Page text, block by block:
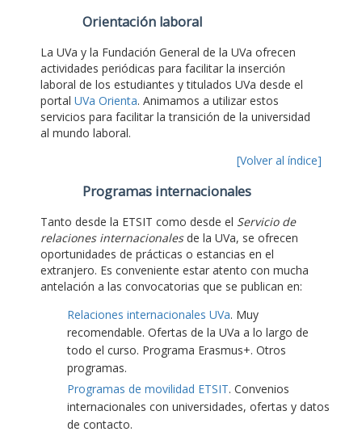
Orientación laboral
La UVa y la Fundación General de la UVa ofrecen
actividades periódicas para facilitar la inserción
laboral de los estudiantes y titulados UVa desde el
portal UVa Orienta. Animamos a utilizar estos
servicios para facilitar la transición de la universidad
al mundo laboral.
[Volver al índice]
Programas internacionales
Tanto desde la ETSIT como desde el Servicio de
relaciones internacionalesde la UVa, se ofrecen
oportunidades de prácticas o estancias en el
extranjero. Es conveniente estar atento con mucha
antelación a las convocatorias que se publican en:
Relaciones internacionales UVa. Muy
recomendable. Ofertas de la UVa a lo largo de
todo el curso. Programa Erasmus+. Otros
programas.
Programas de movilidad ETSIT. Convenios
internacionales con universidades, ofertas y datos
de contacto.